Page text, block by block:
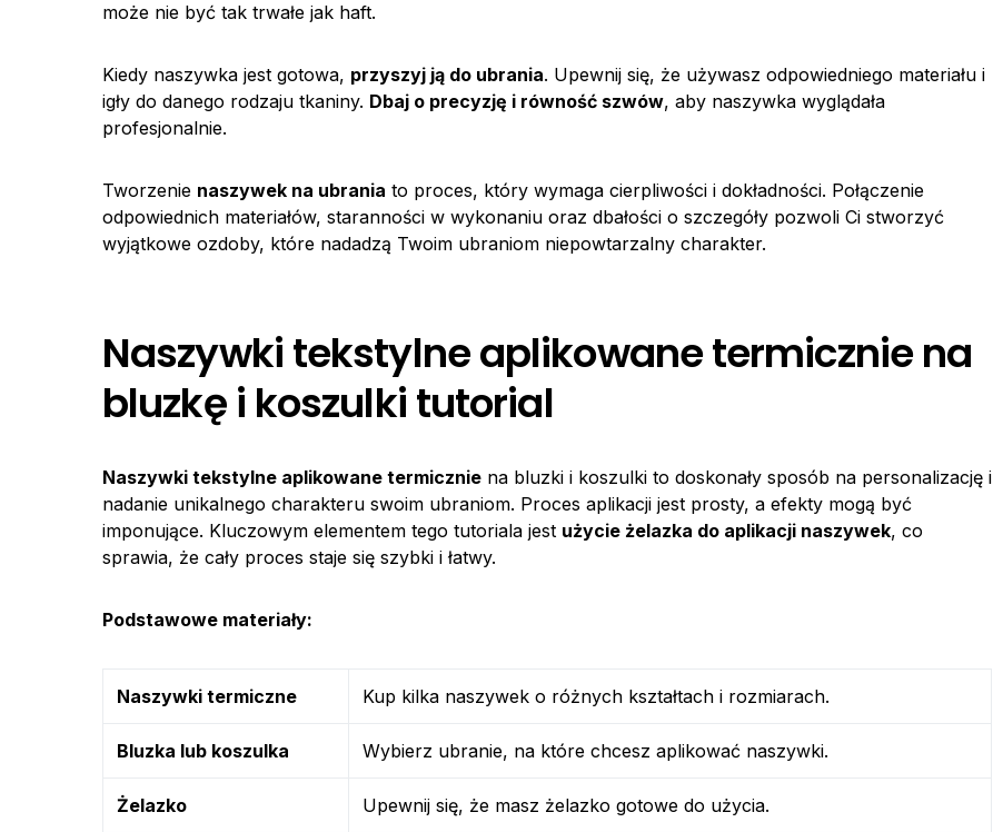
może nie być tak trwałe jak haft.
Kiedy naszywka jest gotowa, przyszyj ją do ubrania. Upewnij się, że używasz odpowiedniego materiału i
igły do danego rodzaju tkaniny. Dbaj o precyzję i równość szwów, aby naszywka wyglądała
profesjonalnie.
Tworzenie naszywek na ubrania to proces, który wymaga cierpliwości i dokładności. Połączenie
odpowiednich materiałów, staranności w wykonaniu oraz dbałości o szczegóły pozwoli Ci stworzyć
wyjątkowe ozdoby, które nadadzą Twoim ubraniom niepowtarzalny charakter.
Naszywki tekstylne aplikowane termicznie na
bluzkę i koszulki tutorial
Naszywki tekstylne aplikowane termicznie na bluzki i koszulki to doskonały sposób na personalizację i
nadanie unikalnego charakteru swoim ubraniom. Proces aplikacji jest prosty, a efekty mogą być
imponujące. Kluczowym elementem tego tutoriala jest użycie żelazka do aplikacji naszywek, co
sprawia, że cały proces staje się szybki i łatwy.
Podstawowe materiały:
Naszywki termiczne Kup kilka naszywek o różnych kształtach i rozmiarach.
Bluzka lub koszulka Wybierz ubranie, na które chcesz aplikować naszywki.
Żelazko Upewnij się, że masz żelazko gotowe do użycia.